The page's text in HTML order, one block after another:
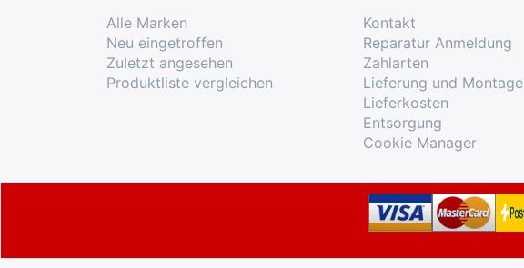
Alle Marken
Neu eingetroffen
Zuletzt angesehen
Produktliste vergleichen
Kontakt
Reparatur Anmeldung
Zahlarten
Lieferung und Montage
Lieferkosten
Entsorgung
Cookie Manager